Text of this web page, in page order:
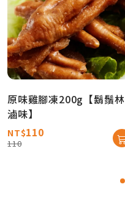
原味雞腳凍200g【鬍鬚林
滷味】
NT$110
110